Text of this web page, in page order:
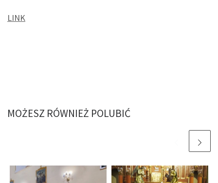
LINK
MOŻESZ RÓWNIEŻ POLUBIĆ